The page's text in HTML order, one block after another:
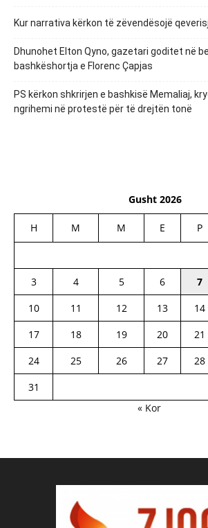
Kur narrativa kërkon të zëvendësojë
Dhunohet Elton Qyno, gazetari goditet në
bashkëshortja e Florenc Çapjas
PS kërkon shkrirjen e bashkisë Memaliaj,
ngrihemi në protestë për të drejtën tonë
Gusht 2026
H M M E P
3
4 5 6 7
10
11 12 13 14
17
18 19 20 21
24
25 26 27 28
31
« Kor